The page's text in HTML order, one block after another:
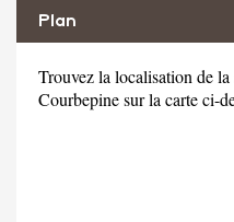
Plan
Trouvez la localisation de
Courbepine sur la carte ci-